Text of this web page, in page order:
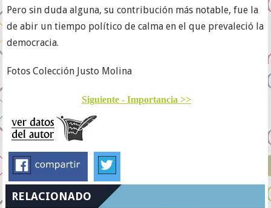
Pero sin duda alguna, su contribución más notable, fue la
de abir un tiempo político de calma en el que prevaleció la
democracia.
Fotos Colección Justo Molina
Siguiente - Importancia >>
RELACIONADO